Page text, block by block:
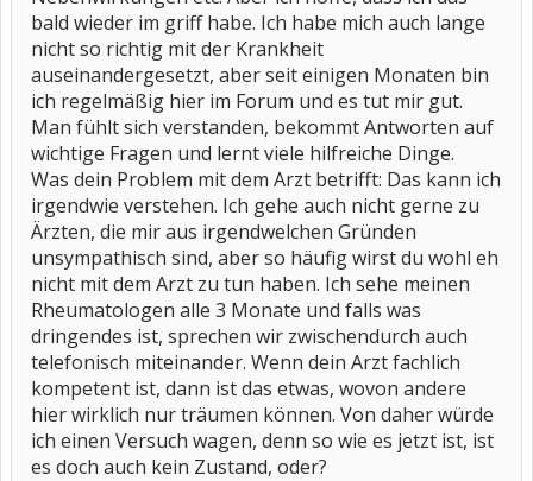
bald wieder im griff habe. Ich habe mich auch lange
nicht so richtig mit der Krankheit
auseinandergesetzt, aber seit einigen Monaten bin
ich regelmäßig hier im Forum und es tut mir gut.
Man fühlt sich verstanden, bekommt Antworten auf
wichtige Fragen und lernt viele hilfreiche Dinge.
Was dein Problem mit dem Arzt betrifft: Das kann ich
irgendwie verstehen. Ich gehe auch nicht gerne zu
Ärzten, die mir aus irgendwelchen Gründen
unsympathisch sind, aber so häufig wirst du wohl eh
nicht mit dem Arzt zu tun haben. Ich sehe meinen
Rheumatologen alle 3 Monate und falls was
dringendes ist, sprechen wir zwischendurch auch
telefonisch miteinander. Wenn dein Arzt fachlich
kompetent ist, dann ist das etwas, wovon andere
hier wirklich nur träumen können. Von daher würde
ich einen Versuch wagen, denn so wie es jetzt ist, ist
es doch auch kein Zustand, oder?